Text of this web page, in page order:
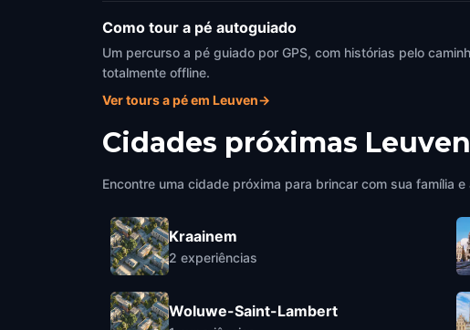
Como tour a pé autoguiado
Um percurso a pé guiado por GPS, com histórias pelo
totalmente offline.
Ver tours a pé em Leuven→
Cidades próximas Leuven
Encontre uma cidade próxima para brincar com sua família e
Kraainem
2 experiências
Woluwe-Saint-Lambert